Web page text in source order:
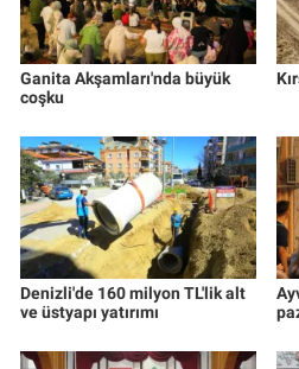
Ganita Akşamları'nda büyük
coşku
Denizli'de 160 milyon TL'lik alt
ve üstyapı yatırımı